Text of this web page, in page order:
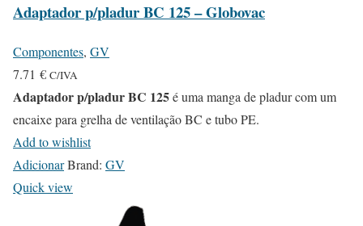
Adaptador p/pladur BC 125 – Globovac
Componentes, GV
7.71 € C/IVA
Adaptador p/pladur BC 125é uma manga de pladur com um
encaixe para grelha de ventilação BC e tubo PE.
Add to wishlist
AdicionarBrand: GV
Quick view